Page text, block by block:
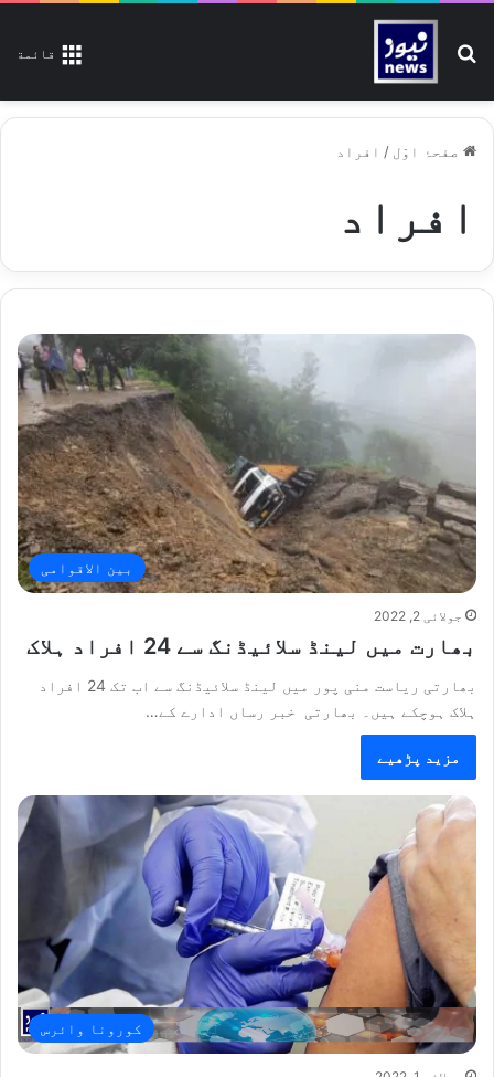
قائمة تلاش کیجیے
صفحۂ اوّل / افراد
افراد
بین الاقوامی
جولائی 2, 2022
بھارت میں لینڈ سلائیڈنگ سے 24 افراد ہلاک
بھارتی ریاست منی پور میں لینڈ سلائیڈنگ سے اب تک 24 افراد
ہلاک ہوچکے ہیں۔ بھارتی خبر رساں ادارے کے…
مزید پڑھیے
کورونا وائرس